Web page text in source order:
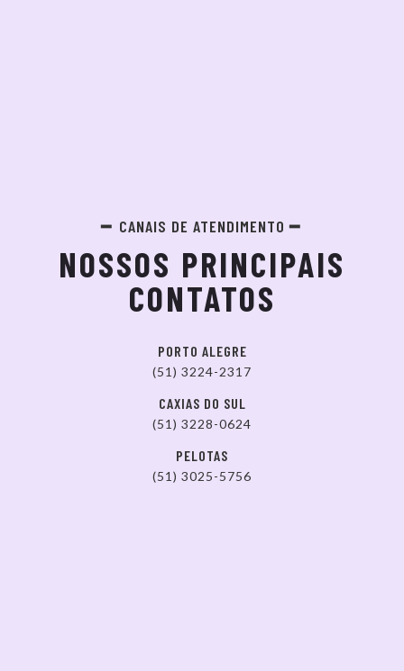
CANAIS DE ATENDIMENTO
NOSSOS PRINCIPAIS
CONTATOS
PORTO ALEGRE
(51) 3224-2317
CAXIAS DO SUL
(51) 3228-0624
PELOTAS
(51) 3025-5756